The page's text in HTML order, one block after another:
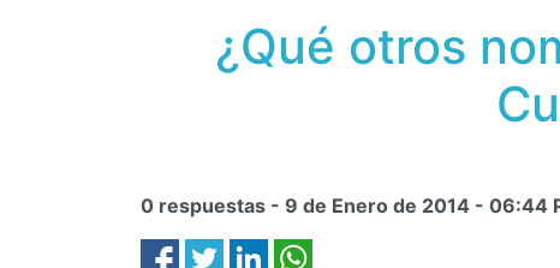
¿Qué otros
0 respuestas - 9 de Enero de 2014 - 06:44